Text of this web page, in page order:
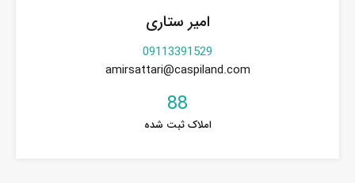
امیر ستاری
09113391529
amirsattari@caspiland.com
88
املاک ثبت شده